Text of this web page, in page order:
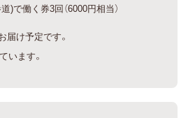
)で働く券3回（6000円相当）
届け予定です。
います。